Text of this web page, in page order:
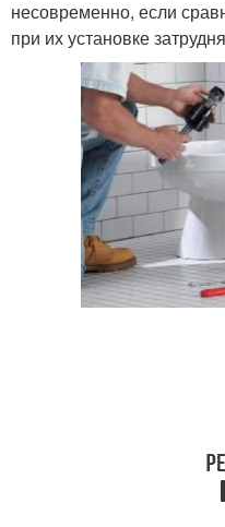
несовременно, если
при их установке